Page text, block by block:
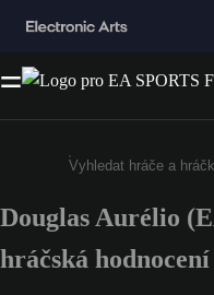
Enter a
Douglas Aurélio
hráčská hodnocení